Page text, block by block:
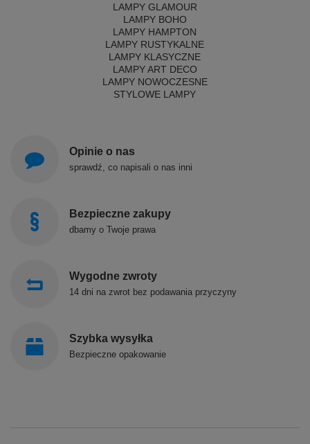
LAMPY GLAMOUR
LAMPY BOHO
LAMPY HAMPTON
LAMPY RUSTYKALNE
LAMPY KLASYCZNE
LAMPY ART DECO
LAMPY NOWOCZESNE
STYLOWE LAMPY
Opinie o nas
sprawdź, co napisali o nas inni
Bezpieczne zakupy
dbamy o Twoje prawa
Wygodne zwroty
14 dni na zwrot bez podawania przyczyny
Szybka wysyłka
Bezpieczne opakowanie